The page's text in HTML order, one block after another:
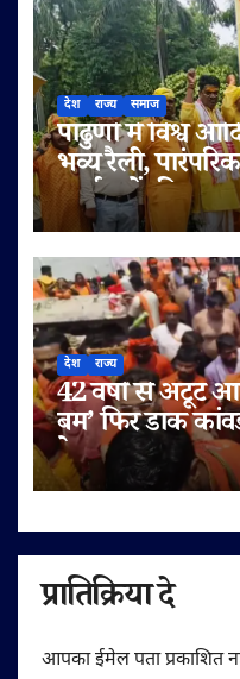
देश राज्य समाज
पांढुर्णा में विश्व
भव्य रैली,
कार्यक्रमों की धूम
देश राज्य
42 वर्षों से अटूट
बम’ फिर डाक
देवघर रवाना
प्रातिक्रिया दे
आपका ईमेल पता प्रकाशित